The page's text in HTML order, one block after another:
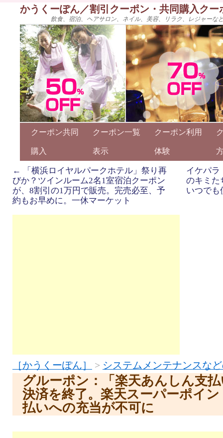
かうくーぽん／割引クーポン・共同購入ク
飲食、宿泊、ヘアサロン、ネイル、美容、リラク、レジャー
クーポン共同
購入
クーポン一覧
表示
クーポン利用
体験
←
「横浜ロイヤルパークホテル」祭り再
びか？ツインルーム2名1室宿泊クーポン
が、8割引の1万円で販売。完売必至、予
約もお早めに。一休マーケット
イケパラ
のキミた
いつでも
［かうくーぽん］ > システムメンテナンスな
グルーポン：「楽天あんしん支
決済を終了。楽天スーパーポイ
払いへの充当が不可に